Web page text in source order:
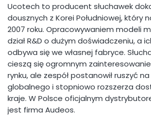
Ucotech to producent słuchawek
dousznych z Korei Południowej, który
2007 roku. Opracowywaniem modeli
dział R&D o dużym doświadczeniu, a
odbywa się we własnej fabryce.
cieszą się ogromnym
rynku, ale zespół postanowił ruszyć
globalnego i stopniowo rozszerza
kraje. W Polsce oficjalnym
jest firma Audeos.